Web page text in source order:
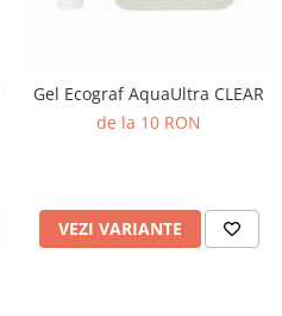
Gel Ecograf AquaUltra CLEAR
de la 10 RON
VEZI VARIANTE